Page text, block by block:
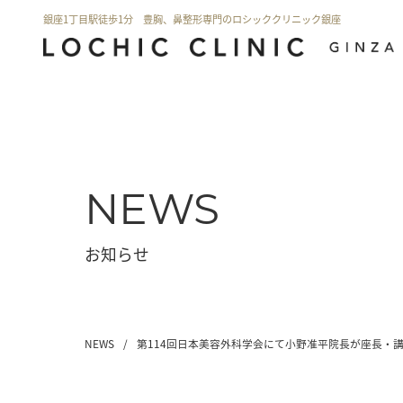
銀座1丁目駅徒歩1分 豊胸、鼻整形専門のロシッククリニック銀座
NEWS
お知らせ
NEWS / 第114回日本美容外科学会にて小野准平院長が座長・